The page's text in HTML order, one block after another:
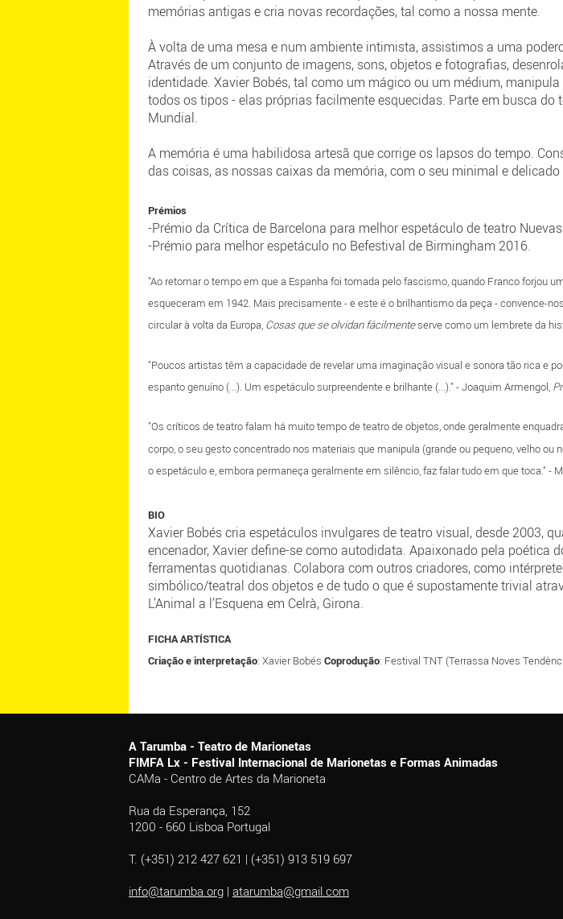
memórias antigas e cria novas recordações, tal como a nossa mente.
À volta de uma mesa e num ambiente intimista, assistimos a uma
Através de um conjunto de imagens, sons, objetos e fotografias,
identidade. Xavier Bobés, tal como um mágico ou um médium,
todos os tipos - elas próprias facilmente esquecidas. Parte em busca
Mundial.
A memória é uma habilidosa artesã que corrige os lapsos do tempo.
das coisas, as nossas caixas da memória, com o seu minimal e
Prémios
-Prémio da Crítica de Barcelona para melhor espetáculo de teatro
-Prémio para melhor espetáculo no Befestival de Birmingham 2016.
"Ao retomar o tempo em que a Espanha foi tomada pelo fascismo, quando Franco forjou
esqueceram em 1942. Mais precisamente - e este é o brilhantismo da peça - convence-
circular à volta da Europa, Cosas que se olvidan fácilmenteserve como um lembrete da
"Poucos artistas têm a capacidade de revelar uma imaginação visual e sonora tão rica e
espanto genuíno (...). Um espetáculo surpreendente e brilhante (...)." - Joaquim Armengol,
"Os críticos de teatro falam há muito tempo de teatro de objetos, onde geralmente
corpo, o seu gesto concentrado nos materiais que manipula (grande ou pequeno, velho
o espetáculo e, embora permaneça geralmente em silêncio, faz falar tudo em que toca." -
BIO
Xavier Bobés cria espetáculos invulgares de teatro visual, desde 2003,
encenador, Xavier define-se como autodidata. Apaixonado pela poética
ferramentas quotidianas. Colabora com outros criadores, como
simbólico/teatral dos objetos e de tudo o que é supostamente trivial
L’Animal a l’Esquena em Celrà, Girona.
FICHA ARTÍSTICA
Criação e interpretação: Xavier Bobés Coprodução: Festival TNT (Terrassa Noves
A Tarumba - Teatro de Marionetas
FIMFA Lx - Festival Internacional de Marionetas e Formas Animadas
CAMa - Centro de Artes da Marioneta
Rua da Esperança, 152
1200 - 660 Lisboa Portugal
T. (+351) 212 427 621 | (+351) 913 519 697
info@tarumba.org | atarumba@gmail.com